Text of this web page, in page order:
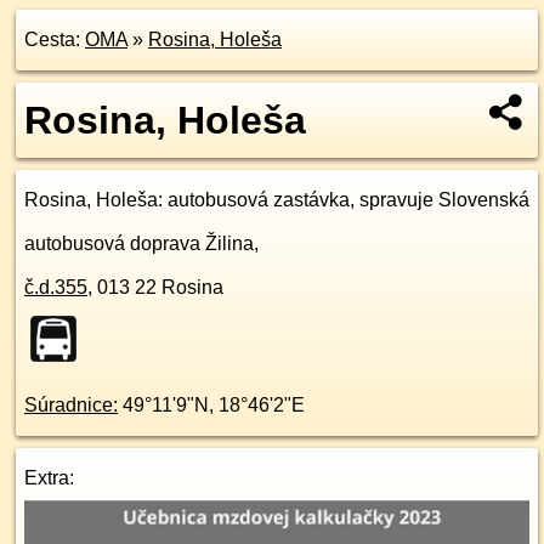
Cesta: OMA» Rosina, Holeša
Rosina, Holeša
Rosina, Holeša: autobusová zastávka, spravuje Slovenská
autobusová doprava Žilina,
č.d.355, 013 22 Rosina
Súradnice: 49°11'9"N , 18°46'2"E
Extra: